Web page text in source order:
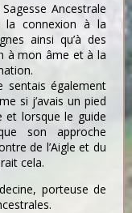
Ancestrale
la connexion à la
ainsi qu’à des
à mon âme et à la
sentais également
si j’avais un pied
et lorsque le guide
son approche
de l’Aigle et du
cela.
porteuse de